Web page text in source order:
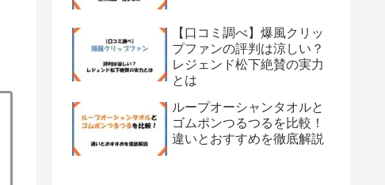
【口コミ調べ】爆風クリッ
プファンの評判は涼しい？
レジェンド松下絶賛の実力
とは
ループオーシャンタオルと
ゴムポンつるつるを比較！
違いとおすすめを徹底解説